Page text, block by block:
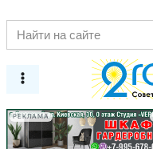
РЕКЛАМА